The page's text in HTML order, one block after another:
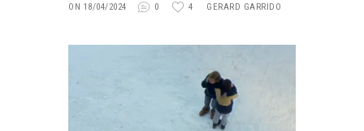
ON 18/04/2024 0 4 GERARD GARRIDO